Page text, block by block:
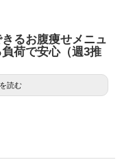
きるお腹痩せメニュ
荷で安心（週3推
読む